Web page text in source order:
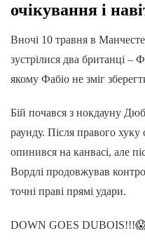
очікування і
Вночі 10 травня в
зустрілися два британці –
якому Фабіо не зміг
Бій почався з нокдауну
раунду. Після правого
опинився на канвасі, але
Вордлі продовжував
точні праві прямі удари.
DOWN GOES